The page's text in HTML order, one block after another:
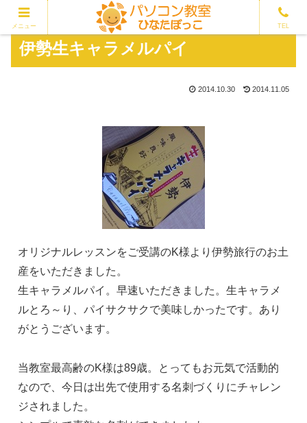
伊勢生キャラメルパイ
2014.10.30 2014.11.05
オリジナルレッスンをご受講のK様より伊勢旅行のお土
産をいただきました。
生キャラメルパイ。早速いただきました。生キャラメ
ルとろ～り、パイサクサクで美味しかったです。あり
がとうございます。
当教室最高齢のK様は89歳。とってもお元気で活動的
なので、今日は出先で使用する名刺づくりにチャレン
ジされました。
メニュー TEL